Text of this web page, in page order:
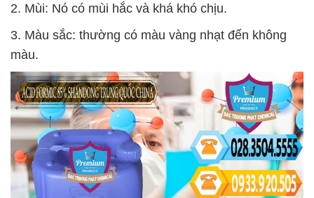
2. Mùi: Nó có mùi hắc và khá khó chịu.
3. Màu sắc: thường có màu vàng nhạt đến không
màu.